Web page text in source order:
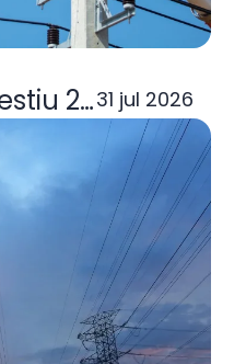
2026: per
31 jul 2026